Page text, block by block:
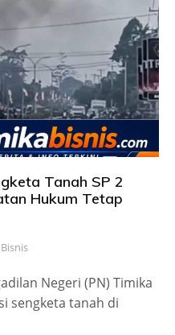
Tanah SP 2
Hukum Tetap
Negeri (PN) Timika
sengketa tanah di